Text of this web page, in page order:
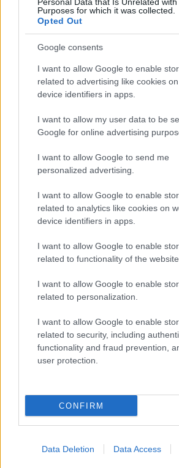
Purposes for which it was collected.
Opted Out
Google consents
I want to allow Google to enable
related to advertising like cookies
device identifiers in apps.
I want to allow my user data to be
Google for online advertising
I want to allow Google to send me
personalized advertising.
I want to allow Google to enable
related to analytics like cookies on
device identifiers in apps.
I want to allow Google to enable
related to functionality of the
I want to allow Google to enable
related to personalization.
I want to allow Google to enable
related to security, including
functionality and fraud prevention,
user protection.
CONFIRM
Data Deletion Data Access
4. Rochii de mireasa de bal
Cuvintele care definesc rochia de
in acest an sunt: simplitate,
spectaculor. Pe toate aceste le
corespunzator intr-o croiala a
mireasa de printesa. Cu o nunta
moda a fost influentata si
de manechine care radiaza in
fost neglijate, in acest folosindu-
dantela, sifon, straturi de tul
volum nelimitat.Rezultatul:
simti o adevarata printesa la